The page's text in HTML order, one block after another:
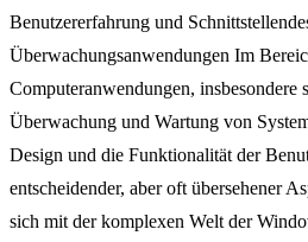
Benutzererfahrung und
Überwachungsanwendungen Im
Computeranwendungen, insbesondere
Überwachung und Wartung von
Design und die Funktionalität der
entscheidender, aber oft übersehener
sich mit der komplexen Welt der